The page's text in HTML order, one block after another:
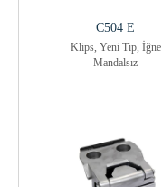
C504 E
Klips, Yeni Tip, İğne
Mandalsız